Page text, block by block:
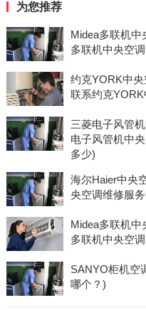
为您推荐
Midea多联机中
多联机中央空
约克YORK中
联系约克
三菱电子风管
电子风管机中
多少)
海尔Haier中央
央空调维修服
Midea多联机中
多联机中央空
SANYO柜机空
哪个？)